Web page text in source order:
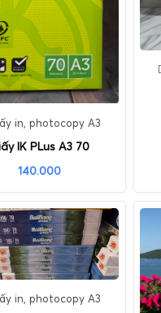
in, photocopy A3
IK PLus A3 70
140.000
in, photocopy A3